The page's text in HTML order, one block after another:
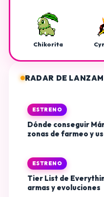
Chikorita
RADAR DE
ESTRENO
Dónde conseguir
zonas de farmeo y
ESTRENO
Tier List de
armas y evoluciones